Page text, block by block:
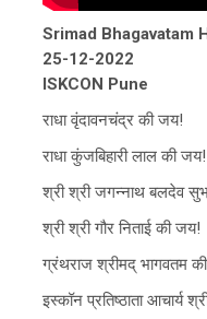
Srimad Bhagavatam
25-12-2022
ISKCON Pune
राधा वृंदावनचंद्र की जय!
राधा कुंजबिहारी लाल की जय!
श्री श्री जगन्नाथ बलदेव
श्री श्री गौर निताई की जय!
ग्रंथराज श्रीमद् भागवतम
इस्कॉन प्रतिष्ठाता आचार्य